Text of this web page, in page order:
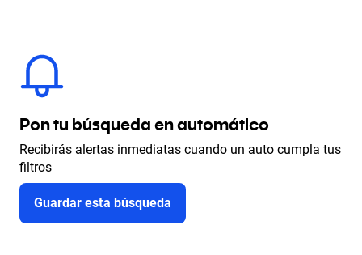
Pon tu búsqueda en automático
Recibirás alertas inmediatas cuando un auto cumpla tus
filtros
Guardar esta búsqueda